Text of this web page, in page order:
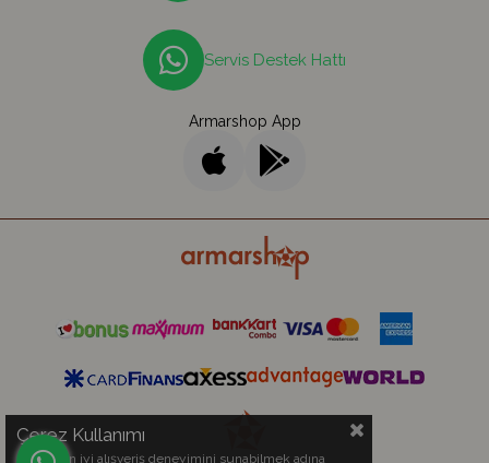
Servis Destek Hattı
Armarshop App
Çerez Kullanımı
Sizlere en iyi alışveriş deneyimini sunabilmek adına